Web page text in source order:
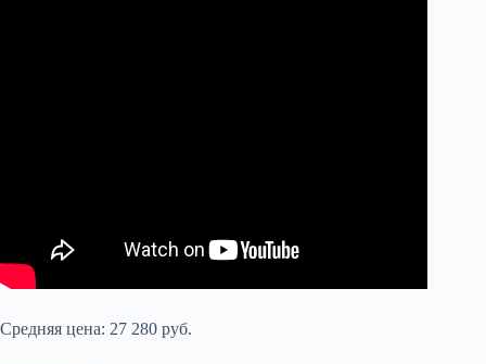
Средняя цена: 27 280 руб.